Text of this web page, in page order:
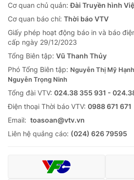
Cơ quan chủ quản:Đài Truyền hình
Cơ quan báo chí: Thời báo VTV
Giấy phép hoạt động báo in và báo
cấp ngày 29/12/2023
Tổng Biên tập: Vũ Thanh Thủy
Phó Tổng Biên tập: Nguyễn Thị Mỹ
Nguyễn Trọng Ninh
Tổng đài VTV: 024.38 355 931 -
Ðiện thoại Thời báo VTV: 0988 671 671
Email: toasoan@vtv.vn
Liên hệ quảng cáo: (024) 626 79595